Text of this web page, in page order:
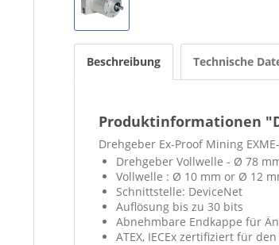
Beschreibung Technische
Produktinformationen
Drehgeber Ex-Proof Mining
Drehgeber Vollwelle - Ø 78
Vollwelle : Ø 10 mm or Ø 12
Schnittstelle: DeviceNet
Auflösung bis zu 30 bits
Abnehmbare Endkappe für
ATEX, IECEx zertifiziert für